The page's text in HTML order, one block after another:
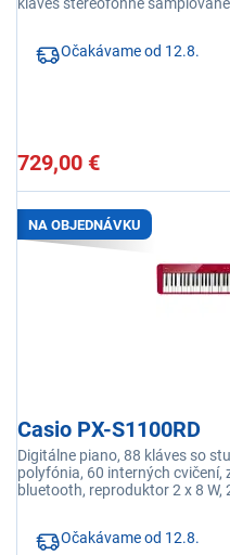
kláves stereofónne
Očakávame od 12.8.
729,00 €
NA OBJEDNÁVKU
Casio PX-S1100RD
Digitálne piano, 88 kláves so
polyfónia, 60 interných cvičení,
bluetooth, reproduktor 2 x 8 W,
Očakávame od 12.8.